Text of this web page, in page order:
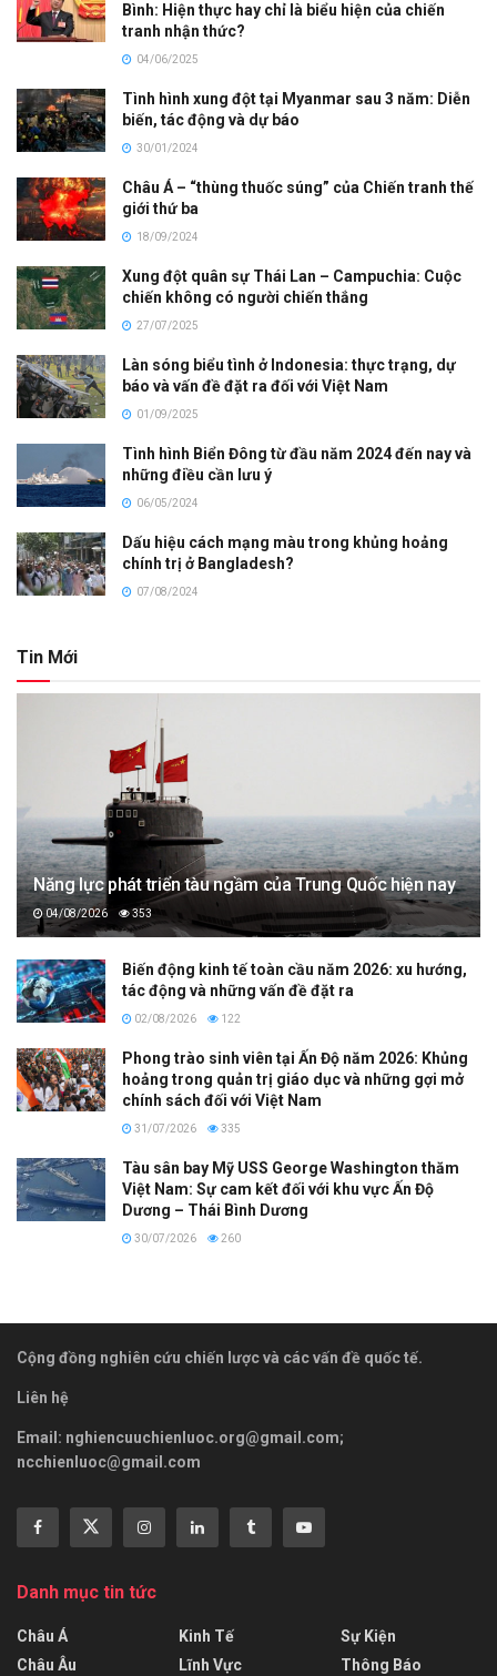
Bình: Hiện thực hay chỉ là biểu hiện của chiến
tranh nhận thức?
04/06/2025
Tình hình xung đột tại Myanmar sau 3 năm: Diễn
biến, tác động và dự báo
30/01/2024
Châu Á – “thùng thuốc súng” của Chiến tranh thế
giới thứ ba
18/09/2024
Xung đột quân sự Thái Lan – Campuchia: Cuộc
chiến không có người chiến thắng
27/07/2025
Làn sóng biểu tình ở Indonesia: thực trạng, dự
báo và vấn đề đặt ra đối với Việt Nam
01/09/2025
Tình hình Biển Đông từ đầu năm 2024 đến nay và
những điều cần lưu ý
06/05/2024
Dấu hiệu cách mạng màu trong khủng hoảng
chính trị ở Bangladesh?
07/08/2024
Tin Mới
Năng lực phát triển tàu ngầm của Trung Quốc hiện nay
04/08/2026 353
Biến động kinh tế toàn cầu năm 2026: xu hướng,
tác động và những vấn đề đặt ra
02/08/2026 122
Phong trào sinh viên tại Ấn Độ năm 2026: Khủng
hoảng trong quản trị giáo dục và những gợi mở
chính sách đối với Việt Nam
31/07/2026 335
Tàu sân bay Mỹ USS George Washington thăm
Việt Nam: Sự cam kết đối với khu vực Ấn Độ
Dương – Thái Bình Dương
30/07/2026 260
Cộng đồng nghiên cứu chiến lược và các vấn đề quốc tế.
Liên hệ
Email: nghiencuuchienluoc.org@gmail.com;
ncchienluoc@gmail.com
Danh mục tin tức
Châu Á
Châu Âu
Kinh Tế
Lĩnh Vực
Sự Kiện
Thông Báo